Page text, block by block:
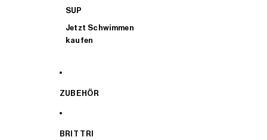
SUP
Jetzt Schwimmen
kaufen
ZUBEHÖR
BRIT TRI